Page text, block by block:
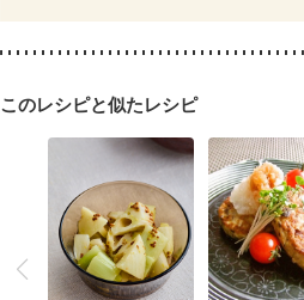
妊婦健診・体重増加が気になる（初期）
産後（ミルク）
骨折
このレシピと似たレシピ